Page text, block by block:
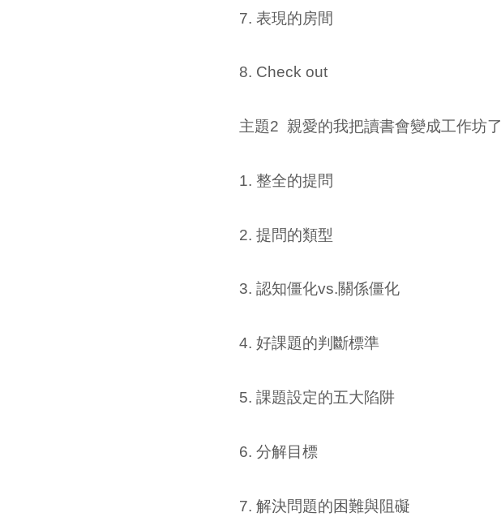
7. 表現的房間
8. Check out
主題2 親愛的我把讀書會變成工作坊了
1. 整全的提問
2. 提問的類型
3. 認知僵化vs.關係僵化
4. 好課題的判斷標準
5. 課題設定的五大陷阱
6. 分解目標
7. 解決問題的困難與阻礙